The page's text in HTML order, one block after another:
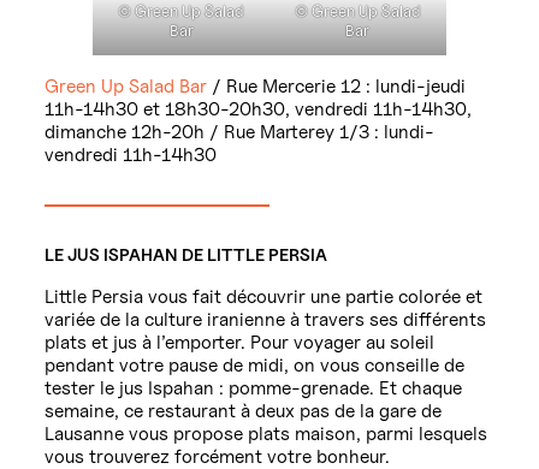
© Green Up Salad
Bar
© Green Up Salad
Bar
Green Up Salad Bar / Rue Mercerie 12 : lundi-jeudi
11h-14h30 et 18h30-20h30, vendredi 11h-14h30,
dimanche 12h-20h / Rue Marterey 1/3 : lundi-
vendredi 11h-14h30
LE JUS ISPAHAN DE LITTLE PERSIA
Little Persia vous fait découvrir une partie colorée et
variée de la culture iranienne à travers ses différents
plats et jus à l’emporter. Pour voyager au soleil
pendant votre pause de midi, on vous conseille de
tester le jus Ispahan : pomme-grenade. Et chaque
semaine, ce restaurant à deux pas de la gare de
Lausanne vous propose plats maison, parmi lesquels
vous trouverez forcément votre bonheur.